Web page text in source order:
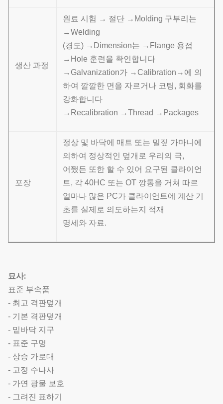
생산 과정
원료 시험 → 절단 →Molding 구부리는
→Welding
(경도) →Dimension는 →Flange 용접
→Hole 훈련을 확인합니다
→Galvanization가 →Calibration→에 의
하여 깔깔한 면을 자르거나 코팅, 회화를
강화합니다
→Recalibration →Thread →Packages
포장
정상 및 바닥에 매트 또는 밀짚 가마니에
의하여 정상적인 덮개로 우리의 극,
어쨌든 또한 할 수 있어 요구된 클라이언
트, 각 40HC 또는 OT 깡통을 거쳐 따르
얼마나 많은 PC가 클라이언트에 계산 기
초를 실제로 의도하는지 적재
명세와 자료.
묘사:
표준 부속품
- 최고 격판덮개
- 기본 격판덮개
- 밑바닥 지구
- 표준 구멍
- 상승 가로대
- 고정 수나사
- 가연 광물 보호
- 그려진 표하기